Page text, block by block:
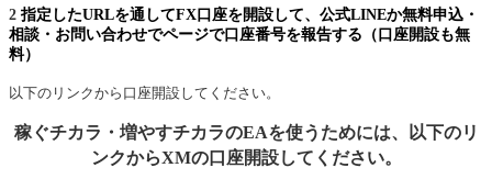
2 指定したURLを通してFX口座を開設して、公式LINEか無料申込・
相談・お問い合わせでページで口座番号を報告する（口座開設も無
料）
以下のリンクから口座開設してください。
稼ぐチカラ・増やすチカラのEAを使うためには、以下のリ
ンクからXMの口座開設してください。